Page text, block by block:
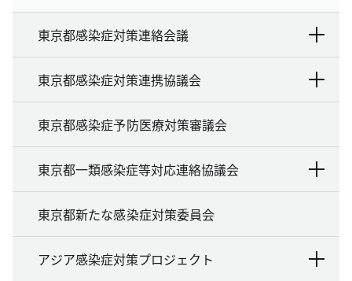
東京都感染症対策連絡会議
東京都感染症対策連携協議会
東京都感染症予防医療対策審議会
東京都一類感染症等対応連絡協議会
東京都新たな感染症対策委員会
アジア感染症対策プロジェクト